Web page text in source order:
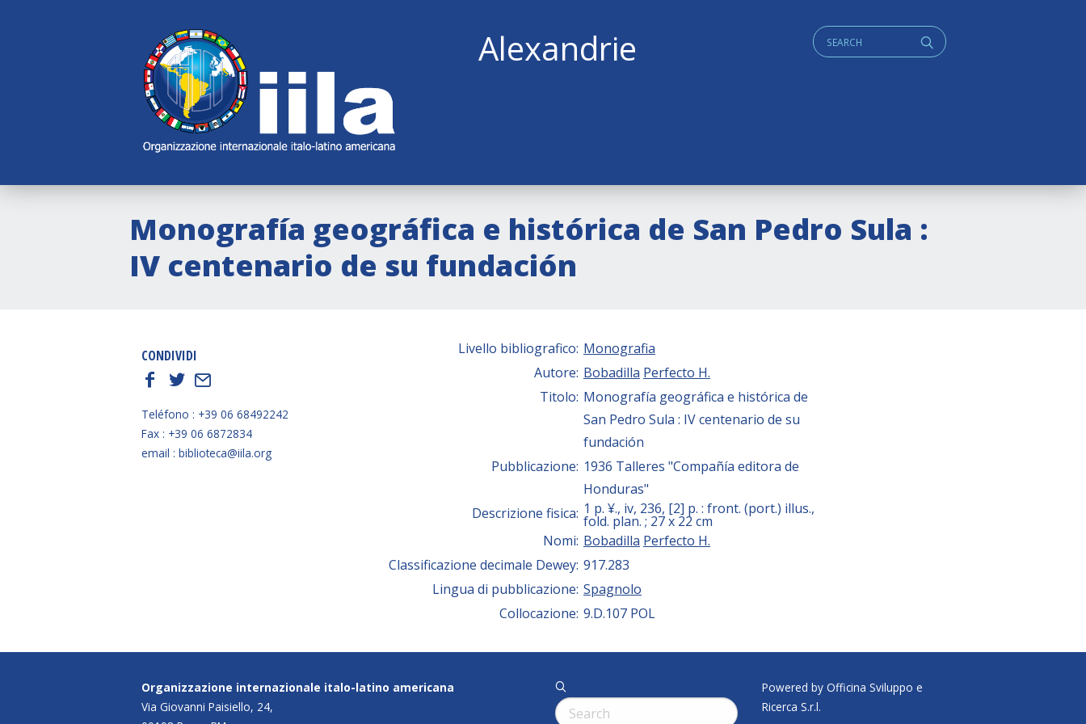
Alexandrie q
Cerca:
Monografía geográfica e histórica de San Pedro Sula :
IV centenario de su fundación
Livello bibliografico: Monografia
Autore: Bobadilla Perfecto H.
Titolo: Monografía geográfica e histórica de
San Pedro Sula : IV centenario de su
fundación
Pubblicazione: 1936 Talleres "Compañía editora de
Honduras"
Descrizione fisica: 1 p. ¥., iv, 236, [2] p. : front. (port.) illus.,
fold. plan. ; 27 x 22 cm
Nomi: Bobadilla Perfecto H.
Classificazione decimale Dewey: 917.283
Lingua di pubblicazione: Spagnolo
Collocazione: 9.D.107 POL
CONDIVIDI
f
t E
Teléfono : +39 06 68492242
Fax : +39 06 6872834
email : biblioteca@iila.org
Organizzazione internazionale italo-latino americana
Via Giovanni Paisiello, 24,
q
Cerca:
Powered by Officina Sviluppo e
Ricerca S.r.l.